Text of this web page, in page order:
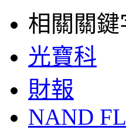
相關關鍵
光寶科
財報
NAND